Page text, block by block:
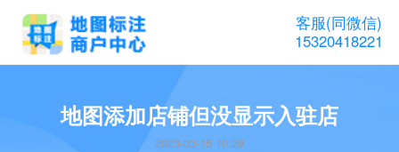
客服(同微信)
15320418221
地图添加店铺但没显示入驻店
2023-03-16 10:29